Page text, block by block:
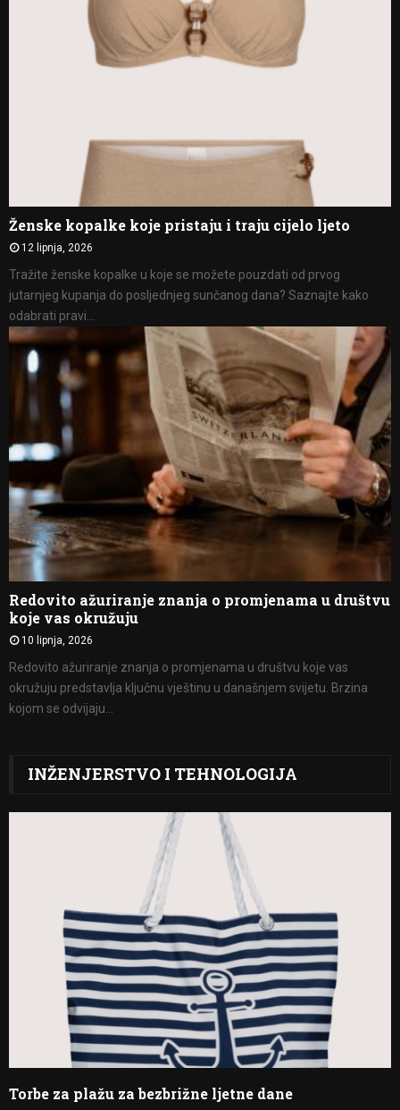
Ženske kopalke koje pristaju i traju cijelo ljeto
12 lipnja, 2026
Tražite ženske kopalke u koje se možete pouzdati od prvog
jutarnjeg kupanja do posljednjeg sunčanog dana? Saznajte kako
odabrati pravi...
Redovito ažuriranje znanja o promjenama u društvu
koje vas okružuju
10 lipnja, 2026
Redovito ažuriranje znanja o promjenama u društvu koje vas
okružuju predstavlja ključnu vještinu u današnjem svijetu. Brzina
kojom se odvijaju...
INŽENJERSTVO I TEHNOLOGIJA
Torbe za plažu za bezbrižne ljetne dane